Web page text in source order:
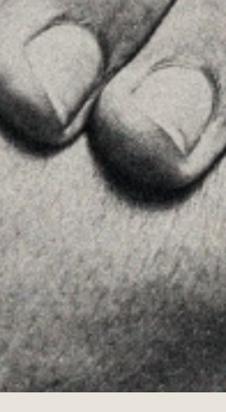
MENU
Home
About Us
Team
Advice
Insights
Contact
FOLLOW US
Linkedin
Instagram
Youtube
Allyon — Barcelona, Spain
Copyrights © 2026 LEGAL NOTICE
COOKIES POLICY · PRIVACY POLICY